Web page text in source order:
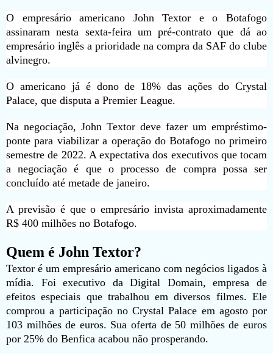
O empresário americano John Textor e o Botafogo
assinaram nesta sexta-feira um pré-contrato que dá ao
empresário inglês a prioridade na compra da SAF do clube
alvinegro.
O americano já é dono de 18% das ações do Crystal
Palace, que disputa a Premier League.
Na negociação, John Textor deve fazer um empréstimo-
ponte para viabilizar a operação do Botafogo no primeiro
semestre de 2022. A expectativa dos executivos que tocam
a negociação é que o processo de compra possa ser
concluído até metade de janeiro.
A previsão é que o empresário invista aproximadamente
R$ 400 milhões no Botafogo.
Quem é John Textor?
Textor é um empresário americano com negócios ligados à
mídia. Foi executivo da Digital Domain, empresa de
efeitos especiais que trabalhou em diversos filmes. Ele
comprou a participação no Crystal Palace em agosto por
103 milhões de euros. Sua oferta de 50 milhões de euros
por 25% do Benfica acabou não prosperando.